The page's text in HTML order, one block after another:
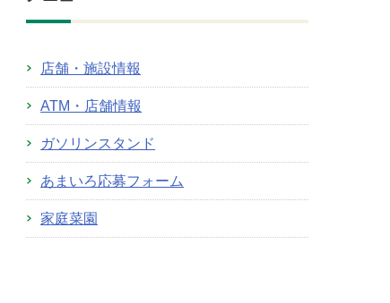
店舗・施設情報
ATM・店舗情報
ガソリンスタンド
あまいろ応募フォーム
家庭菜園